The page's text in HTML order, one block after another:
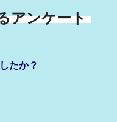
アンケート
たか？